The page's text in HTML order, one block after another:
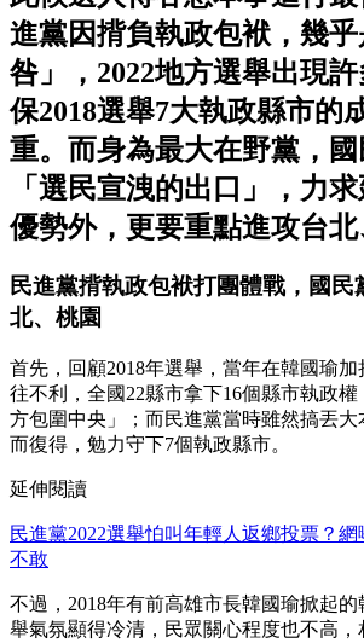
進黨因揹負執政包袱，幾
咎」，2022地方選舉出現
保2018選舉7大執政縣市的
重。而身為最大在野黨，
「選民宣洩的出口」，力
優勢外，更要重點進攻台北
民進黨揹執政包袱打團體戰，國民
北、桃園
首先，回顧2018年選舉，當年在韓國瑜
往不利，全國22縣市拿下16個縣市執政
方包圍中央」；而民進黨當時雖然搞丟
而復得，勉力守下7個執政縣市。
延伸閱讀
民進黨2022選舉怕叫年輕人返鄉投票？
不敢
不過，2018年有前高雄市長韓國瑜掀起的
舉氣氛顯得冷清，民眾關心程度也不高